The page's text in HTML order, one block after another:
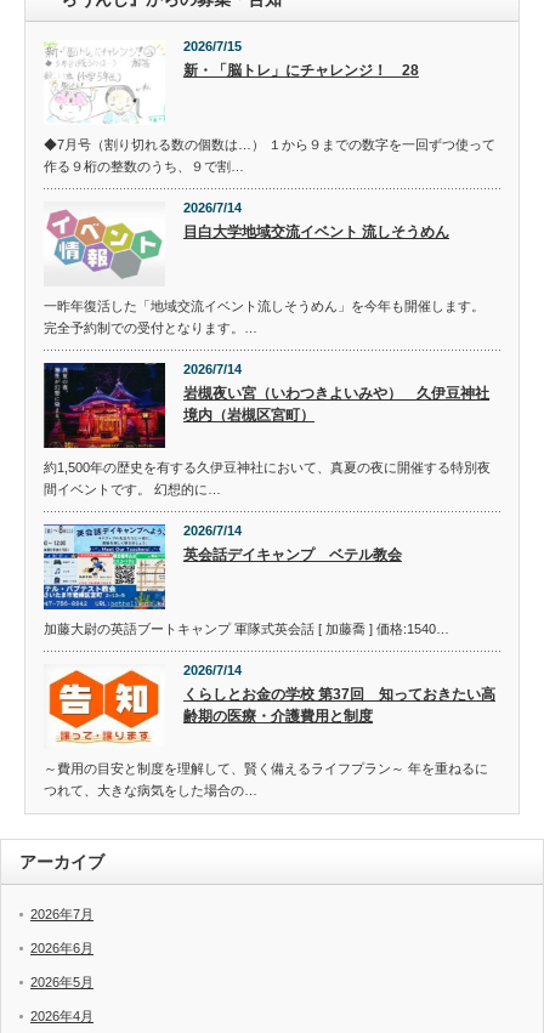
2026/7/15
新・「脳トレ」にチャレンジ！ 28
◆7月号（割り切れる数の個数は…） １から９までの数字を一回ずつ使って
作る９桁の整数のうち、９で割…
2026/7/14
目白大学地域交流イベント 流しそうめん
一昨年復活した「地域交流イベント流しそうめん」を今年も開催します。
完全予約制での受付となります。…
2026/7/14
岩槻夜い宮（いわつきよいみや） 久伊豆神社
境内（岩槻区宮町）
約1,500年の歴史を有する久伊豆神社において、真夏の夜に開催する特別夜
間イベントです。 幻想的に…
2026/7/14
英会話デイキャンプ ベテル教会
加藤大尉の英語ブートキャンプ 軍隊式英会話 [ 加藤喬 ] 価格:1540…
2026/7/14
くらしとお金の学校 第37回 知っておきたい高
齢期の医療・介護費用と制度
～費用の目安と制度を理解して、賢く備えるライフプラン～ 年を重ねるに
つれて、大きな病気をした場合の…
アーカイブ
2026年7月
2026年6月
2026年5月
2026年4月